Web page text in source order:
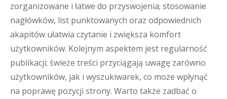
zorganizowane i łatwe do przyswojenia; stosowanie
nagłówków, list punktowanych oraz odpowiednich
akapitów ułatwia czytanie i zwiększa komfort
użytkowników. Kolejnym aspektem jest regularność
publikacji; świeże treści przyciągają uwagę zarówno
użytkowników, jak i wyszukiwarek, co może wpłynąć
na poprawę pozycji strony. Warto także zadbać o